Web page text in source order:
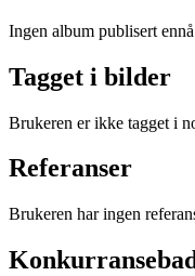
Ingen album publisert
Tagget i bilder
Brukeren er ikke tagget i
Referanser
Brukeren har ingen